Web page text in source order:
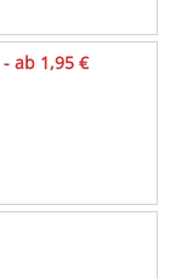
ab 1,95 €